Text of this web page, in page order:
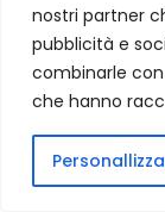
nostri partner
pubblicità e
combinarle
che hanno
Personallizza